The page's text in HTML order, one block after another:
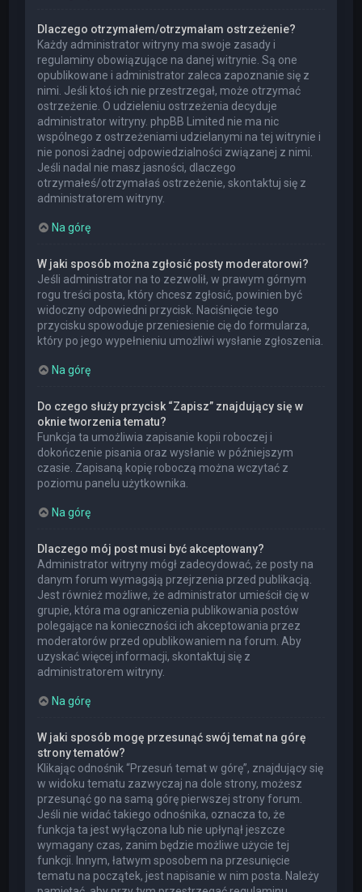
Dlaczego otrzymałem/otrzymałam ostrzeżenie?
Każdy administrator witryny ma swoje zasady i
regulaminy obowiązujące na danej witrynie. Są one
opublikowane i administrator zaleca zapoznanie się z
nimi. Jeśli ktoś ich nie przestrzegał, może otrzymać
ostrzeżenie. O udzieleniu ostrzeżenia decyduje
administrator witryny. phpBB Limited nie ma nic
wspólnego z ostrzeżeniami udzielanymi na tej witrynie i
nie ponosi żadnej odpowiedzialności związanej z nimi.
Jeśli nadal nie masz jasności, dlaczego
otrzymałeś/otrzymałaś ostrzeżenie, skontaktuj się z
administratorem witryny.
Na górę
W jaki sposób można zgłosić posty moderatorowi?
Jeśli administrator na to zezwolił, w prawym górnym
rogu treści posta, który chcesz zgłosić, powinien być
widoczny odpowiedni przycisk. Naciśnięcie tego
przycisku spowoduje przeniesienie cię do formularza,
który po jego wypełnieniu umożliwi wysłanie zgłoszenia.
Na górę
Do czego służy przycisk “Zapisz” znajdujący się w
oknie tworzenia tematu?
Funkcja ta umożliwia zapisanie kopii roboczej i
dokończenie pisania oraz wysłanie w późniejszym
czasie. Zapisaną kopię roboczą można wczytać z
poziomu panelu użytkownika.
Na górę
Dlaczego mój post musi być akceptowany?
Administrator witryny mógł zadecydować, że posty na
danym forum wymagają przejrzenia przed publikacją.
Jest również możliwe, że administrator umieścił cię w
grupie, która ma ograniczenia publikowania postów
polegające na konieczności ich akceptowania przez
moderatorów przed opublikowaniem na forum. Aby
uzyskać więcej informacji, skontaktuj się z
administratorem witryny.
Na górę
W jaki sposób mogę przesunąć swój temat na górę
strony tematów?
Klikając odnośnik “Przesuń temat w górę”, znajdujący się
w widoku tematu zazwyczaj na dole strony, możesz
przesunąć go na samą górę pierwszej strony forum.
Jeśli nie widać takiego odnośnika, oznacza to, że
funkcja ta jest wyłączona lub nie upłynął jeszcze
wymagany czas, zanim będzie możliwe użycie tej
funkcji. Innym, łatwym sposobem na przesunięcie
tematu na początek, jest napisanie w nim posta. Należy